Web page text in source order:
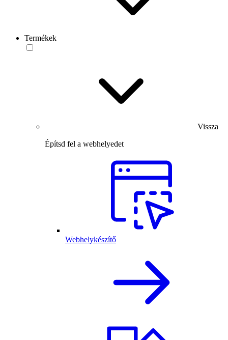
Termékek
Vissza
Építsd fel a webhelyedet
Webhelykészítő